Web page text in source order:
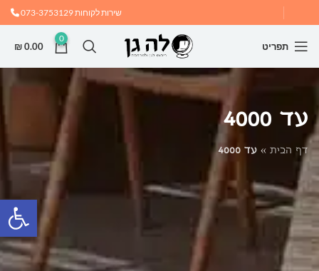
שירות לקוחות073-3753129
תפריט
0
₪0.00
עד 4000
דף הבית » עד 4000